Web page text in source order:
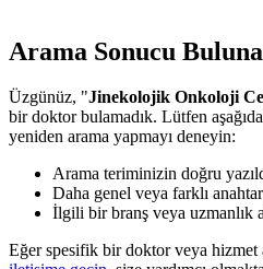
Arama Sonucu
Üzgünüz, "Jinekolojik Onkoloji
bir doktor bulamadık. Lütfen
yeniden arama yapmayı deneyin:
Arama teriminizin doğru
Daha genel veya farklı
İlgili bir branş veya uzmanlık
Eğer spesifik bir doktor veya hizmet